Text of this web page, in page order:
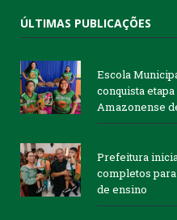
ÚLTIMAS PUBLICAÇÕES
Escola
conquista
Amazonense
Prefeitura
completos
de ensino